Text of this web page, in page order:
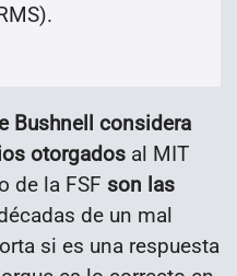
Bushnell considera
otorgados al MIT
de la FSF son las
de un mal
si es una respuesta